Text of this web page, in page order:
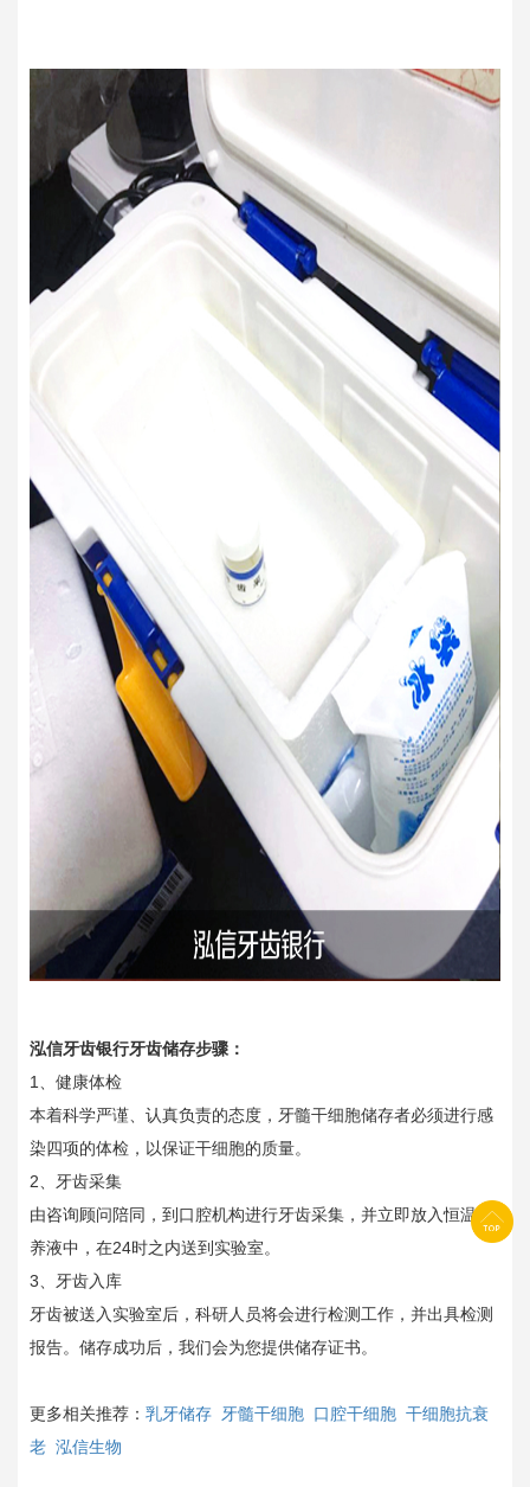
泓信牙齿银行牙齿储存步骤：
1、健康体检
本着科学严谨、认真负责的态度，牙髓干细胞储存者必须进行感
染四项的体检，以保证干细胞的质量。
2、牙齿采集
由咨询顾问陪同，到口腔机构进行牙齿采集，并立即放入恒温营
养液中，在24时之内送到实验室。
3、牙齿入库
牙齿被送入实验室后，科研人员将会进行检测工作，并出具检测
报告。储存成功后，我们会为您提供储存证书。
更多相关推荐： 乳牙储存 牙髓干细胞 口腔干细胞 干细胞抗衰
老 泓信生物